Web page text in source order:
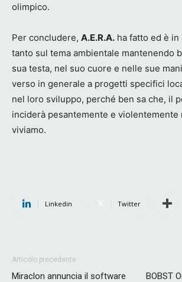
olimpico.
Per concludere, A.E.R.A. ha fatto ed è
tanto sul tema ambientale mantenendo
sua testa, nel suo cuore e nelle sue
verso in generale a progetti specifici
nel loro sviluppo, perché ben sa che, il
inciderà pesantemente e violentemente
viviamo.
Linkedin Twitter
Articolo precedente
Miraclon annuncia il software
BOBST